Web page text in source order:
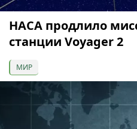
НАСА продлило
станции Voyager 2
МИР